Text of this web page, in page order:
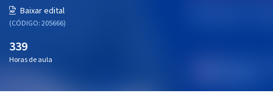
Aprovados
Baixar edital
(CÓDIGO: 205666)
339
Horas de aula